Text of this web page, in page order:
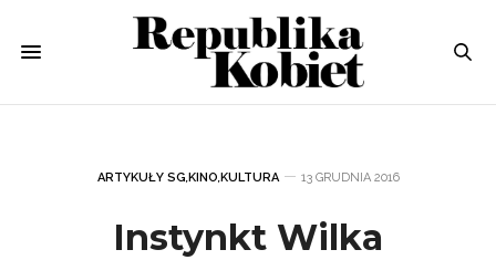
ARTYKUŁY SG,KINO,KULTURA 13 GRUDNIA 2016
Instynkt Wilka